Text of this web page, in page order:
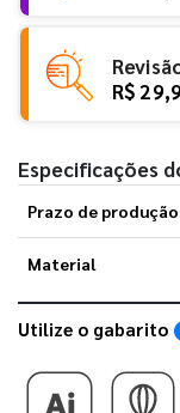
R$
Especificações
Prazo de produção
Material
Utilize o gabarito